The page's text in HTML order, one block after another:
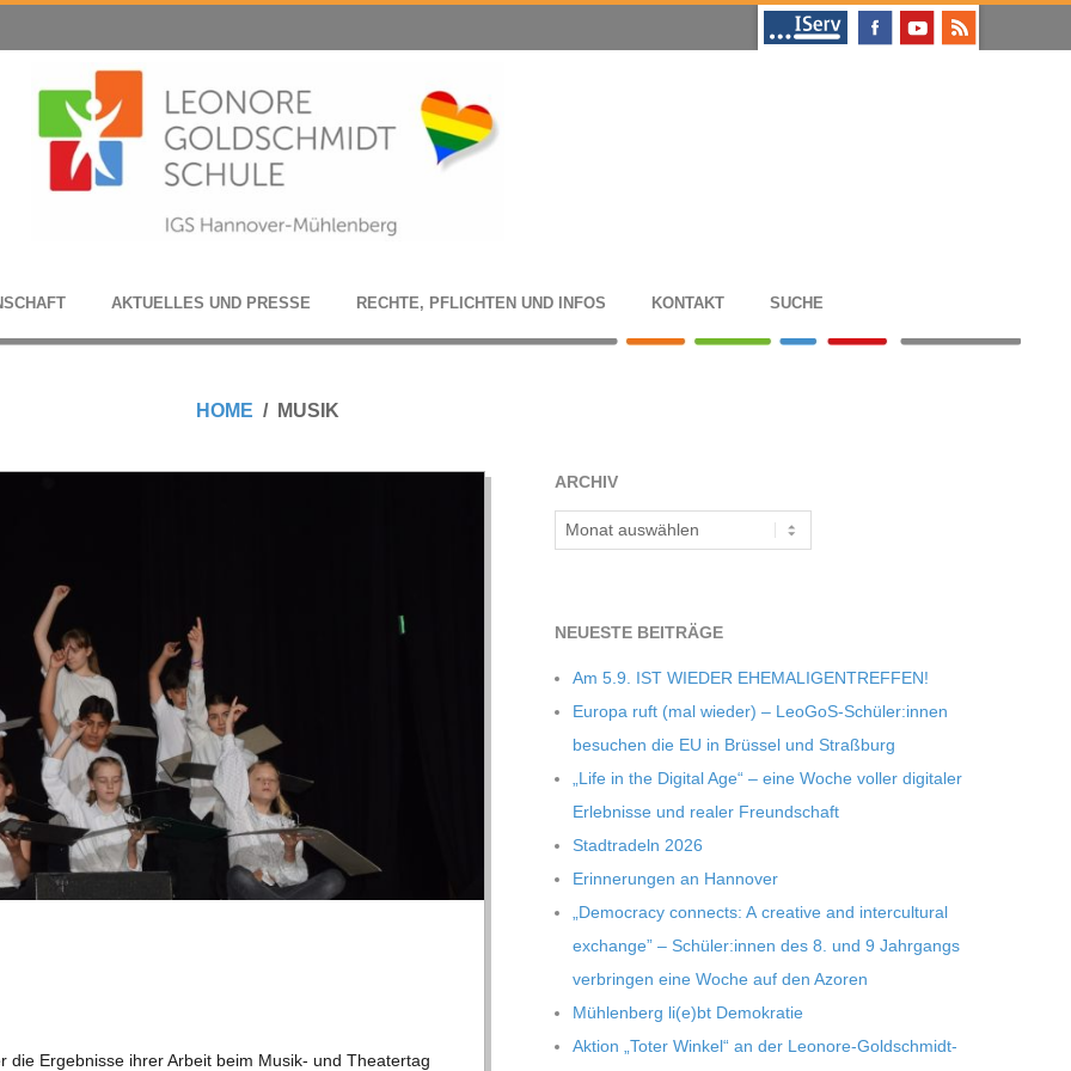
AKTU­EL­LES UND PRESSE RECHTE, PFLICH­TEN UND INFOS KON­TAKT SUCHE
HOME MUSIK
Ergeb­nisse ihrer Arbeit beim Musik- und Thea­ter­tag
ARCHIV
Archiv
NEU­ESTE BEITRÄGE
Am 5.9. IST WIEDER EHEMALIGENTREFFEN!
Europa ruft (mal wie­der) – LeoGoS-Schüler:innen
besu­chen die EU in Brüs­sel und Straßburg
„Life in the Digi­tal Age“ – eine Woche vol­ler digi­ta­ler
Erleb­nisse und rea­ler Freundschaft
Stadt­ra­deln 2026
Erin­ne­run­gen an Hannover
„Demo­cracy con­nects: A crea­tive and inter­cul­tu­ral
exch­ange” – Schüler:innen des 8. und 9 Jahr­gangs
ver­brin­gen eine Woche auf den Azoren
Müh­len­berg li(e)bt Demokratie
Aktion „Toter Win­kel“ an der Leonore-Goldschmidt-